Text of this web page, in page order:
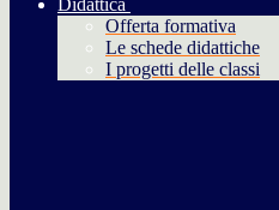
Didattica
Offerta formativa
Le schede didattiche
I progetti delle classi